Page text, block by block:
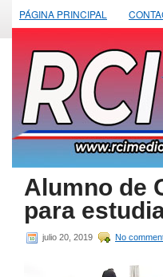
PÁGINA PRINCIPAL
Alumno de
para
julio 20, 2019 No